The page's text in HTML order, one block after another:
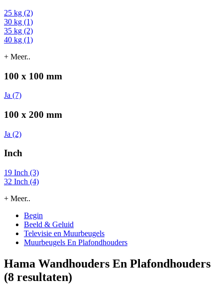
25 kg (2)
30 kg (1)
35 kg (2)
40 kg (1)
+ Meer..
100 x 100 mm
Ja (7)
100 x 200 mm
Ja (2)
Inch
19 Inch (3)
32 Inch (4)
+ Meer..
Begin
Beeld & Geluid
Televisie en Muurbeugels
Muurbeugels En Plafondhouders
Hama Wandhouders En Plafondhouders
(8 resultaten)